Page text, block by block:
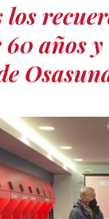
los
60 años